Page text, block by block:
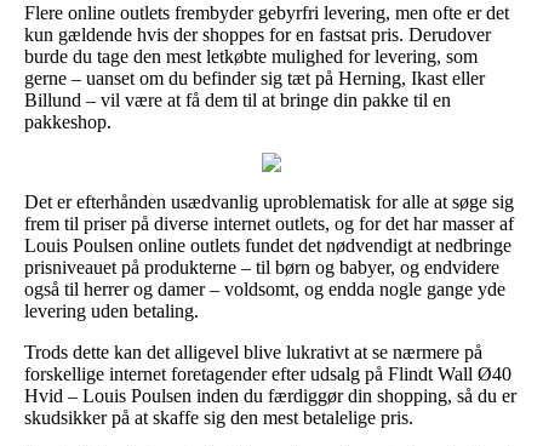
Flere online outlets frembyder gebyrfri levering, men ofte er det
kun gældende hvis der shoppes for en fastsat pris. Derudover
burde du tage den mest letkøbte mulighed for levering, som
gerne – uanset om du befinder sig tæt på Herning, Ikast eller
Billund – vil være at få dem til at bringe din pakke til en
pakkeshop.
Det er efterhånden usædvanlig uproblematisk for alle at søge sig
frem til priser på diverse internet outlets, og for det har masser af
Louis Poulsen online outlets fundet det nødvendigt at nedbringe
prisniveauet på produkterne – til børn og babyer, og endvidere
også til herrer og damer – voldsomt, og endda nogle gange yde
levering uden betaling.
Trods dette kan det alligevel blive lukrativt at se nærmere på
forskellige internet foretagender efter udsalg på Flindt Wall Ø40
Hvid – Louis Poulsen inden du færdiggør din shopping, så du er
skudsikker på at skaffe sig den mest betalelige pris.